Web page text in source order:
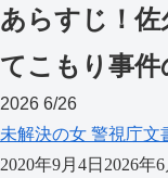
あらすじ！
てこもり事件
2026 6/26
未解決の女 警視庁文
2020年9月4日 2026年6